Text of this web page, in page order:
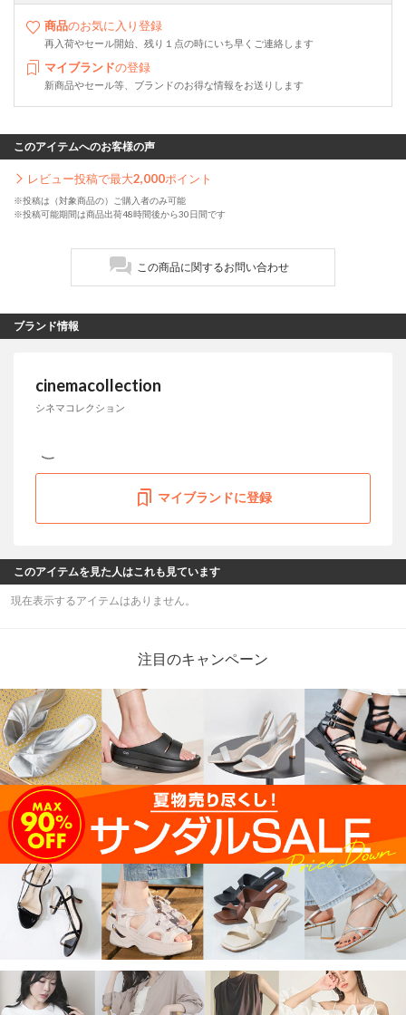
商品のお気に入り登録
再入荷やセール開始、残り１点の時にいち早くご連絡します
マイブランドの登録
新商品やセール等、ブランドのお得な情報をお送りします
このアイテムへのお客様の声
レビュー投稿で最大2,000ポイント
※投稿は（対象商品の）ご購入者のみ可能
※投稿可能期間は商品出荷48時間後から30日間です
この商品に関するお問い合わせ
ブランド情報
cinemacollection
シネマコレクション
マイブランドに登録
このアイテムを見た人はこれも見ています
現在表示するアイテムはありません。
注目のキャンペーン